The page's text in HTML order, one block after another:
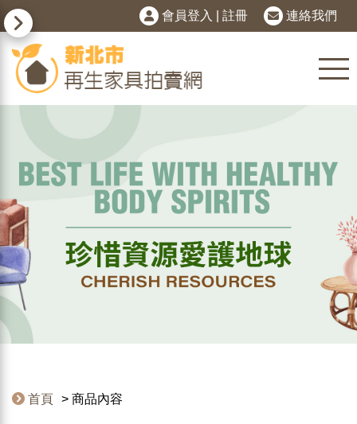
會員登入 註冊 連絡我們
首頁 商品內容